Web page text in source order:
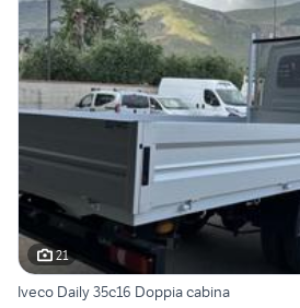
21
Iveco Daily 35c16 Doppia cabina